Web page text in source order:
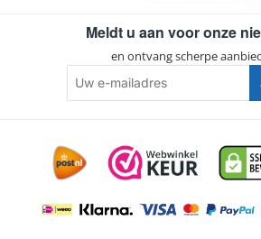
Meldt u aan voor onze
en ontvang scherpe
e-
mailadres